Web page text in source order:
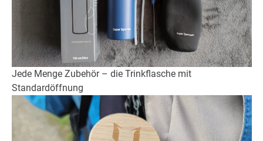
Jede Menge Zubehör – die Trinkflasche mit
Standardöffnung